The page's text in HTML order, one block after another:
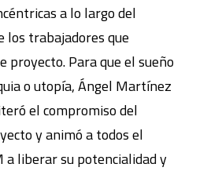
a lo largo del
los trabajadores que
proyecto. Para que el sueño
o utopía, Ángel Martínez
el compromiso del
y animó a todos el
a liberar su potencialidad y